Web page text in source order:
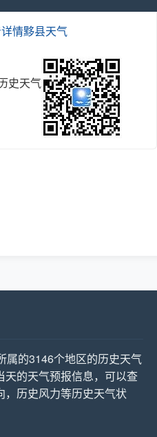
情黟县天气
史天气
属的3146个地区的历史天气
的天气预报信息，可以查
，历史风力等历史天气状